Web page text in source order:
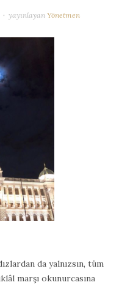
yayınlayanYönetmen
da yalnızsın, tüm
marşı okunurcasına